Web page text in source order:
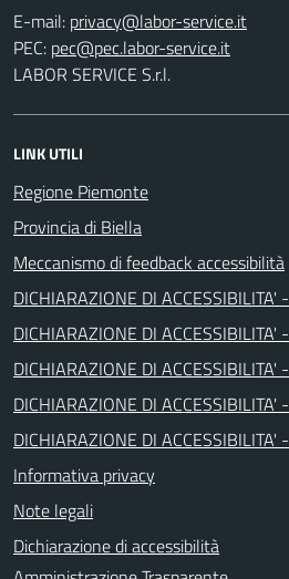
E-mail:
PEC:
LABOR SERVICE S.r.l.
LINK UTILI
Regione Piemonte
Provincia di Biella
Meccanismo di feedback accessibilità
DICHIARAZIONE DI
DICHIARAZIONE DI
DICHIARAZIONE DI
DICHIARAZIONE DI
DICHIARAZIONE DI
Informativa privacy
Note legali
Dichiarazione di accessibilità